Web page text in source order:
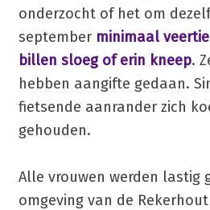
onderzocht of het om
septemberminimaal
billen sloeg of erin kneep.
hebben aangifte gedaan.
fietsende aanrander zich
gehouden.
Alle vrouwen werden lastig
omgeving van de